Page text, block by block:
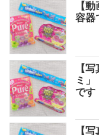
【
容器
【
ミ
です
【